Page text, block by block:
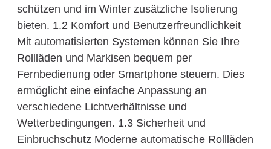
schützen und im Winter zusätzliche Isolierung
bieten. 1.2 Komfort und Benutzerfreundlichkeit
Mit automatisierten Systemen können Sie Ihre
Rollläden und Markisen bequem per
Fernbedienung oder Smartphone steuern. Dies
ermöglicht eine einfache Anpassung an
verschiedene Lichtverhältnisse und
Wetterbedingungen. 1.3 Sicherheit und
Einbruchschutz Moderne automatische Rollläden